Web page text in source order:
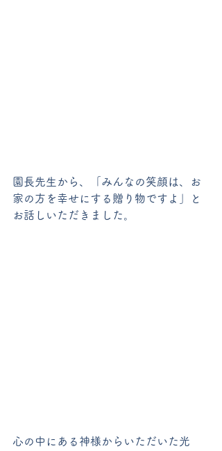
園長先生から、「みんなの笑顔は、お
家の方を幸せにする贈り物ですよ」と
お話しいただきました。
心の中にある神様からいただいた光